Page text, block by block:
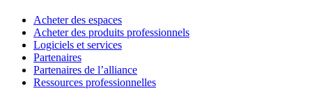
Acheter des espaces
Acheter des produits professionnels
Logiciels et services
Partenaires
Partenaires de l’alliance
Ressources professionnelles